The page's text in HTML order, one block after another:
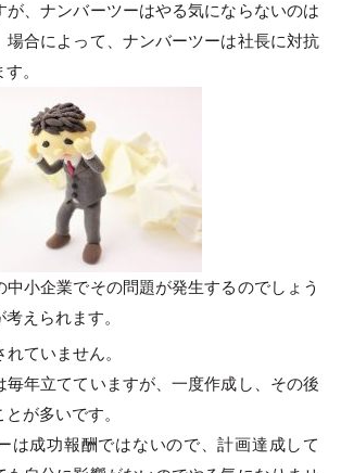
が、ナンバーツーはやる気にならないのは
場合によって、ナンバーツーは社長に対抗
。
中小企業でその問題が発生するのでしょう
えられます。
ていません。
毎年立てていますが、一度作成し、その後
が多いです。
は成功報酬ではないので、計画達成して